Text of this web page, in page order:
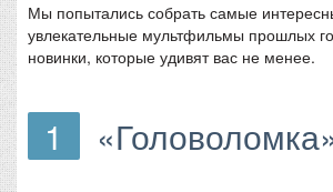
Мы попытались собрать самые
увлекательные мультфильмы прошлых
новинки, которые удивят вас не менее.
1